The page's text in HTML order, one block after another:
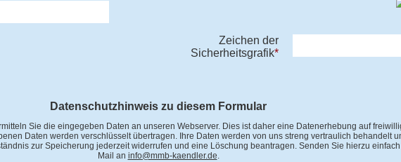
Zeichen der
Sicherheitsgrafik*
Datenschutzhinweis zu diesem Formular
Sie die eingegeben Daten an unseren Webserver. Dies ist daher eine Datenerhebung auf
Daten werden verschlüsselt übertragen. Ihre Daten werden von uns streng vertraulich behandelt
zur Speicherung jederzeit widerrufen und eine Löschung beantragen. Senden Sie hierzu
Mail an info@mmb-kaendler.de